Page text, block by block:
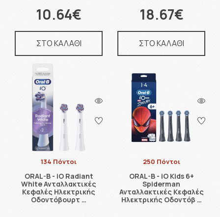
10.64€
ΣΤΟ ΚΑΛΑΘΙ
18.67€
ΣΤΟ ΚΑΛΑΘΙ
134 Πόντοι
ORAL-B - iO Radiant
White Ανταλλακτικές
Κεφαλές Ηλεκτρικής
Οδοντόβουρτ …
250 Πόντοι
ORAL-B - iO Kids 6+
Spiderman
Ανταλλακτικές Κεφαλές
Ηλεκτρικής Οδοντόβ …